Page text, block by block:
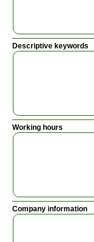
Descriptive keywords
Working hours
Company information